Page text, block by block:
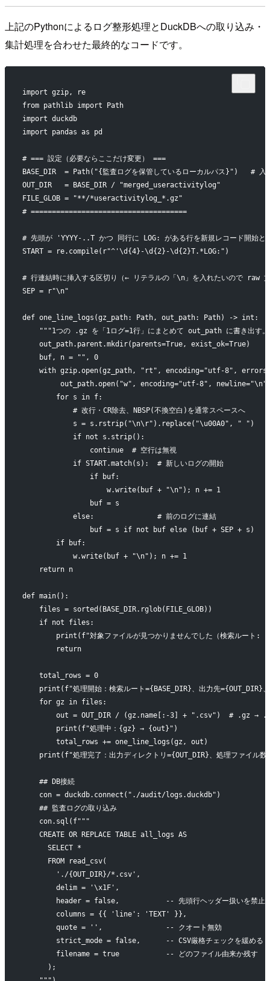
上記のPythonによるログ整形処理とDuckDBへの取り込み・
集計処理を合わせた最終的なコードです。
import gzip, re
from pathlib import Path
import duckdb
import pandas as pd
# === 設定（必要ならここだけ変更） ===
BASE_DIR  = Path("{監査ログを保管しているローカルパス}")   # 入
OUT_DIR   = BASE_DIR / "merged_useractivitylog"             #
FILE_GLOB = "**/*useractivitylog_*.gz"                      #
# =====================================
# 先頭が 'YYYY-..T かつ 同行に LOG: がある行を新規レコード開始と
START = re.compile(r"^'\d{4}-\d{2}-\d{2}T.*LOG:")
# 行連結時に挿入する区切り（← リテラルの「\n」を入れたいので raw
SEP = r"\n"
def one_line_logs(gz_path: Path, out_path: Path) -> int:
"""1つの .gz を「1ログ=1行」にまとめて out_path に書き出す。
    out_path.parent.mkdir(parents=True, exist_ok=True)
    buf, n = "", 0
with gzip.open(gz_path, "rt", encoding="utf-8",
out_path.open("w", encoding="utf-8",
        for s in f:
            # 改行・CR除去、NBSP(不換空白)を通常スペースへ
            s = s.rstrip("\n\r").replace("\u00A0", " ")
            if not s.strip():
                continue  # 空行は無視
            if START.match(s):  # 新しいログの開始
                if buf:
                    w.write(buf + "\n"); n += 1
                buf = s
            else:               # 前のログに連結
                buf = s if not buf else (buf + SEP + s)
        if buf:
            w.write(buf + "\n"); n += 1
    return n
def main():
    files = sorted(BASE_DIR.rglob(FILE_GLOB))
    if not files:
print(f"対象ファイルが見つかりませんでした（検索ルート
        return
    total_rows = 0
print(f"処理開始：検索ルート={BASE_DIR}、出力先={OUT_DIR}
    for gz in files:
out = OUT_DIR / (gz.name[:-3] + ".csv")  # .gz →
        print(f"処理中：{gz} → {out}")
        total_rows += one_line_logs(gz, out)
print(f"処理完了：出力ディレクトリ={OUT_DIR}、処理ファイル
    ## DB接続
    con = duckdb.connect("./audit/logs.duckdb")
    ## 監査ログの取り込み
    con.sql(f"""
    CREATE OR REPLACE TABLE all_logs AS
      SELECT *
      FROM read_csv(
        './{OUT_DIR}/*.csv',
        delim = '\x1F',
        header = false,           -- 先頭行ヘッダー扱いを禁止
        columns = {{ 'line': 'TEXT' }},
        quote = '',               -- クオート無効
        strict_mode = false,      -- CSV厳格チェックを緩める
        filename = true           -- どのファイル由来か残す
      );